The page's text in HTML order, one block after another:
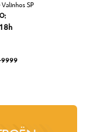
SP
9999